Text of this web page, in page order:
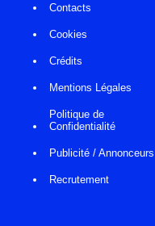
Contacts
Cookies
Crédits
Mentions Légales
Politique de
Confidentialité
Publicité / Annonceurs
Recrutement